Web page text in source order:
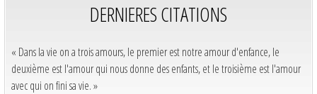
DERNIERES CITATIONS
« Dans la vie on a trois amours, le premier est notre amour d'enfance, le
deuxième est l'amour qui nous donne des enfants, et le troisième est l'amour
avec qui on fini sa vie. »